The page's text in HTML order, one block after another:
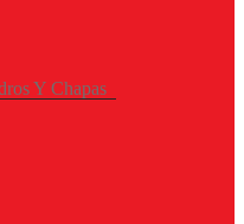
Y Chapas